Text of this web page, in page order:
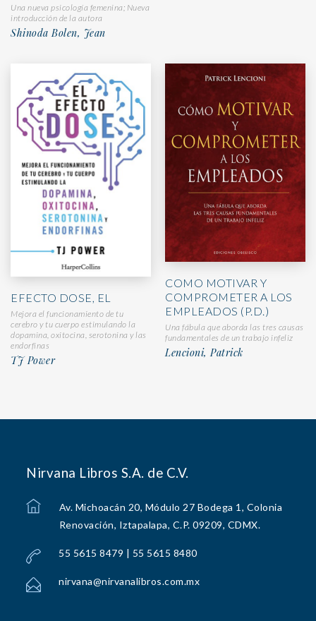
Una nueva psicología femenina; Nueva
introducción de la autora
Shinoda Bolen, Jean
EFECTO DOSE, EL
Mejora el funcionamiento de tu
cerebro y tu cuerpo estimulando la
dopamina, oxitocina, serotonina y las
endorfinas
TJ Power
COMO MOTIVAR Y
COMPROMETER A LOS
EMPLEADOS (P.D.)
Una fábula que aborda las tres causas
fundamentales de un trabajo infeliz
Lencioni, Patrick
Nirvana Libros S.A. de C.V.
Av. Michoacán 20, Módulo 27 Bodega 1, Colonia
Renovación, Iztapalapa, C.P. 09209, CDMX.
55 5615 8479 | 55 5615 8480
nirvana@nirvanalibros.com.mx